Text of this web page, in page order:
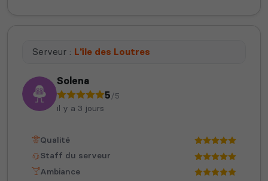
Serveur : L'île des Loutres
Solena
5/5
il y a 3 jours
Qualité
Staff du serveur
Ambiance